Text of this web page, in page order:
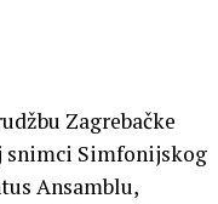
Zagrebačke
snimci Simfonijskog
Ansamblu,